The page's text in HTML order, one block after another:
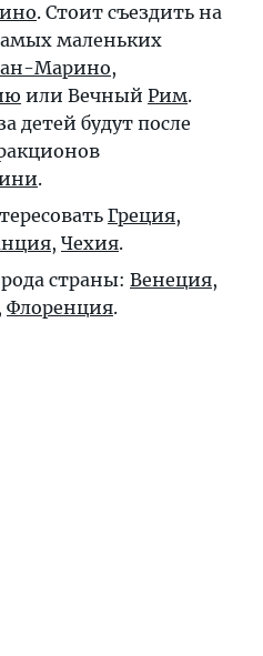
. Стоит съездить на
маленьких
Марино,
или Вечный Рим.
детей будут после
.
Греция,
, Чехия.
страны: Венеция,
Флоренция.